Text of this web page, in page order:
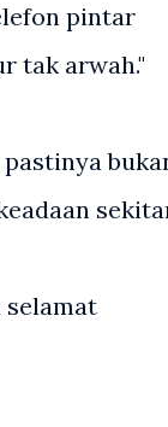
pintar
tak arwah."
selamat